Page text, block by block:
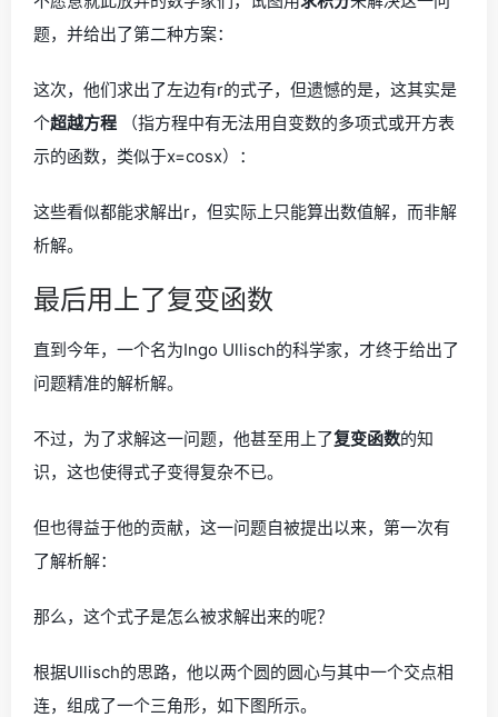
题，并给出了第二种方案：
这次，他们求出了左边有r的式子，但遗憾的是，这其实是
个超越方程 （指方程中有无法用自变数的多项式或开方表
示的函数，类似于x=cosx）：
这些看似都能求解出r，但实际上只能算出数值解，而非解
析解。
最后用上了复变函数
直到今年，一个名为Ingo Ullisch的科学家，才终于给出了
问题精准的解析解。
不过，为了求解这一问题，他甚至用上了复变函数的知
识，这也使得式子变得复杂不已。
但也得益于他的贡献，这一问题自被提出以来，第一次有
了解析解：
那么，这个式子是怎么被求解出来的呢？
根据Ullisch的思路，他以两个圆的圆心与其中一个交点相
连，组成了一个三角形，如下图所示。